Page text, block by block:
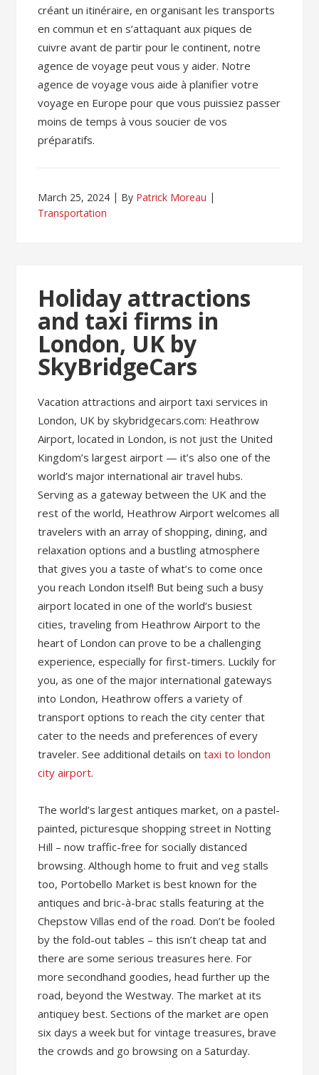
créant un itinéraire, en organisant les transports
en commun et en s’attaquant aux piques de
cuivre avant de partir pour le continent, notre
agence de voyage peut vous y aider. Notre
agence de voyage vous aide à planifier votre
voyage en Europe pour que vous puissiez passer
moins de temps à vous soucier de vos
préparatifs.
March 25, 2024 By Patrick Moreau
Transportation
Holiday attractions
and taxi firms in
London, UK by
SkyBridgeCars
Vacation attractions and airport taxi services in
London, UK by skybridgecars.com: Heathrow
Airport, located in London, is not just the United
Kingdom’s largest airport — it’s also one of the
world’s major international air travel hubs.
Serving as a gateway between the UK and the
rest of the world, Heathrow Airport welcomes all
travelers with an array of shopping, dining, and
relaxation options and a bustling atmosphere
that gives you a taste of what’s to come once
you reach London itself! But being such a busy
airport located in one of the world’s busiest
cities, traveling from Heathrow Airport to the
heart of London can prove to be a challenging
experience, especially for first-timers. Luckily for
you, as one of the major international gateways
into London, Heathrow offers a variety of
transport options to reach the city center that
cater to the needs and preferences of every
traveler. See additional details ontaxi to london
city airport.
The world’s largest antiques market, on a pastel-
painted, picturesque shopping street in Notting
Hill – now traffic-free for socially distanced
browsing. Although home to fruit and veg stalls
too, Portobello Market is best known for the
antiques and bric-à-brac stalls featuring at the
Chepstow Villas end of the road. Don’t be fooled
by the fold-out tables – this isn’t cheap tat and
there are some serious treasures here. For
more secondhand goodies, head further up the
road, beyond the Westway. The market at its
antiquey best. Sections of the market are open
six days a week but for vintage treasures, brave
the crowds and go browsing on a Saturday.